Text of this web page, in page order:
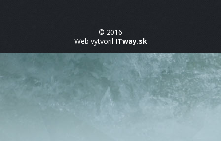
© 2016
Web vytvoril ITway.sk